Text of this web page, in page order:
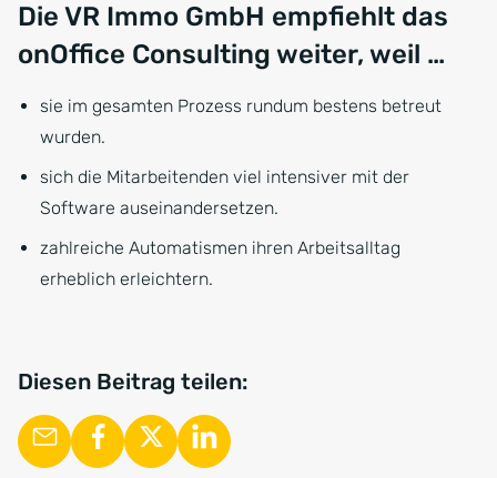
Die VR Immo GmbH empfiehlt das
onOffice Consulting weiter, weil …
sie im gesamten Prozess rundum bestens betreut
wurden.
sich die Mitarbeitenden viel intensiver mit der
Software auseinandersetzen.
zahlreiche Automatismen ihren Arbeitsalltag
erheblich erleichtern.
Diesen Beitrag teilen: